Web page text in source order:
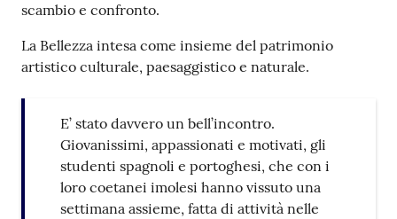
scambio e confronto.
La Bellezza intesa come insieme del patrimonio
artistico culturale, paesaggistico e naturale.
E’ stato davvero un bell’incontro.
Giovanissimi, appassionati e motivati, gli
studenti spagnoli e portoghesi, che con i
loro coetanei imolesi hanno vissuto una
settimana assieme, fatta di attività nelle